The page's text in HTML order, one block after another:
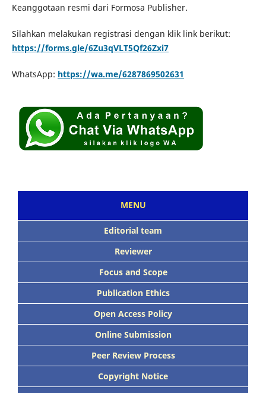
Keanggotaan resmi dari Formosa Publisher.
Silahkan melakukan registrasi dengan klik link berikut:
https://forms.gle/6Zu3qVLT5Qf26Zxi7
WhatsApp: https://wa.me/6287869502631
MENU
Editorial team
Reviewer
Focus and Scope
Publication Ethics
Open Access Policy
Online Submission
Peer Review Process
Copyright Notice